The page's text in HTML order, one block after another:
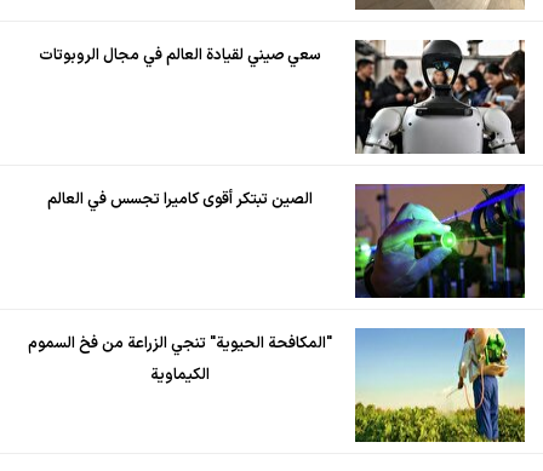
سعي صيني لقيادة العالم في مجال الروبوتات
الصين تبتكر أقوى كاميرا تجسس في العالم
"المكافحة الحيوية" تنجي الزراعة من فخ السموم
الكيماوية